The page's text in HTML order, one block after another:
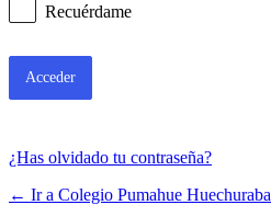
Recuérdame
¿Has olvidado tu contraseña?
← Ir a Colegio Pumahue Huechuraba